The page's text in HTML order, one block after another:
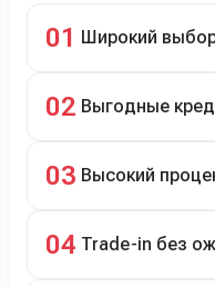
01 Широкий
подержанные авто.
02 Выгодные
рассрочка 0% на 2
03 Высокий
04 Trade-in без